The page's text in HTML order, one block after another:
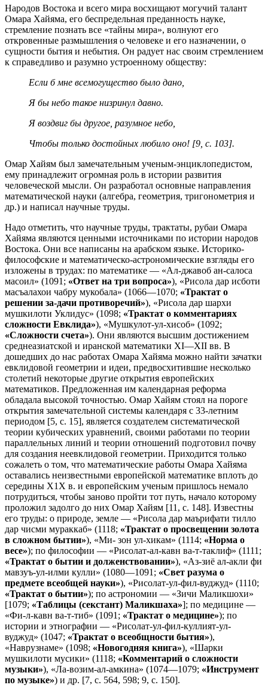
Народов Востока и всего мира восхищают могучий талант
Омара Хайяма, его беспредельная преданность науке,
стремление познать все «тайны мира», волнуют его
откровенные размышления о человеке и его назначении, о
сущности бытия и небытия. Он радует нас своим стремлением
к справедливо и разумно устроенному обществу:
Если б мне всемогущество было дано,
Я бы небо такое низринул давно.
Я воздвиг бы другое, разумное небо,
Чтобы только достойных любило оно! [9, с. 103].
Омар Хайям был замечательным ученым-энциклопедистом,
ему принадлежит огромная роль в истории развития
человеческой мысли. Он разработал основные направления
математической науки (алгебра, геометрия, тригонометрия и
др.) и написал научные труды.
Надо отметить, что научные труды, трактаты, рубаи Омара
Хайяма являются ценными источниками по истории народов
Востока. Они все написаны на арабском языке. Историко-
философские и математическо-астрономические взгляды его
изложены в трудах: по математике — «Ал-джавоб ан-салоса
масоил» (1091; «Ответ на три вопроса»), «Рисола дар исботи
масъалахои чабру мукобала» (1066—1070; «Трактат о
решении за-дачи противоречий»), «Рисола дар шархи
мушкилоти Уклидус» (1098; «Трактат о комментариях
сложности Евклида»), «Мушкулот-ул-хисоб» (1092;
«Сложности счета»). Они являются высшим достижением
среднеазиатской и иранской математики ХI—ХII вв. В
дошедших до нас работах Омара Хайяма можно найти зачатки
евклидовой геометрии и идеи, предвосхитившие несколько
столетий некоторые другие открытия европейских
математиков. Предложенная им календарная реформа
обладала высокой точностью. Омар Хайям стоял на пороге
открытия замечательной системы календаря с 33-летним
периодом [5, с. 15], является создателем систематической
теории кубических уравнений, своими работами по теории
параллельных линий и теории отношений подготовил почву
для создания неевклидовой геометрии. Приходится только
сожалеть о том, что математические работы Омара Хайяма
оставались неизвестными европейской математике вплоть до
середины Х1Х в. и европейским ученым пришлось немало
потрудиться, чтобы заново пройти тот путь, начало которому
проложил задолго до них Омар Хайям [11, с. 148]. Известны
его труды: о природе, земле — «Рисола дар маърифати тилло
дар чисми мураккаб» (1118; «Трактат о просвещении золота
в сложном бытии»), «Ми- зон ул-хикам» (1114; «Норма о
весе»); по философии — «Рисолат-ал-кавн ва-т-таклиф» (1111;
«Трактат о бытии и долженствовании»), «Аз-зиё ал-акли фи
мавзуъ-ул-илми кулли» (1080—1091; «Свет разума о
предмете всеобщей науки»), «Рисолат-ул-фил-вуджуд» (1110;
«Трактат о бытии»); по астрономии — «Зичи Маликшохи»
[1079; «Таблицы (секстант) Маликшаха»]; по медицине —
«Фи-л-кавн ва-т-тиб» (1091; «Трактат о медицине»); по
истории и этнографии — «Рисолат-ул-фил-куллият-ул-
вуджуд» (1047; «Трактат о всеобщности бытия»),
«Наврузнаме» (1098; «Новогодняя книга»), «Шарки
мушкилоти мусики» (1118; «Комментарий о сложности
музыки»), «Ла-возим-ал-амкина» (1074—1079; «Инструмент
по музыке») и др. [7, с. 564, 598; 9, с. 150].